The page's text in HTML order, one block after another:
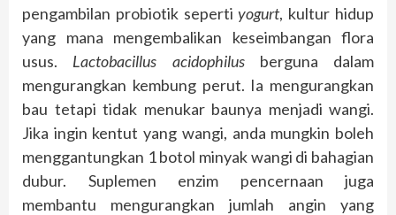
pengambilan probiotik sepertiyogurt, kultur hidup
yang mana mengembalikan keseimbangan flora
usus. Lactobacillus acidophilusberguna dalam
mengurangkan kembung perut. Ia mengurangkan
bau tetapi tidak menukar baunya menjadi wangi.
Jika ingin kentut yang wangi, anda mungkin boleh
menggantungkan 1 botol minyak wangi di bahagian
dubur. Suplemen enzim pencernaan juga
membantu mengurangkan jumlah angin yang